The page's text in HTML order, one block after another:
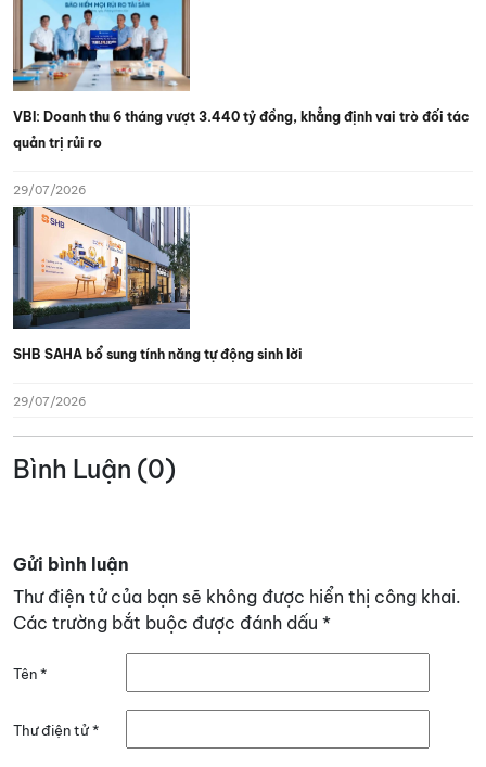
VBI: Doanh thu 6 tháng vượt 3.440 tỷ đồng, khẳng định vai trò đối tác
quản trị rủi ro
29/07/2026
SHB SAHA bổ sung tính năng tự động sinh lời
29/07/2026
Bình Luận (0)
Gửi bình luận
Thư điện tử của bạn sẽ không được hiển thị công khai.
Các trường bắt buộc được đánh dấu *
Tên*
Thư điện tử*